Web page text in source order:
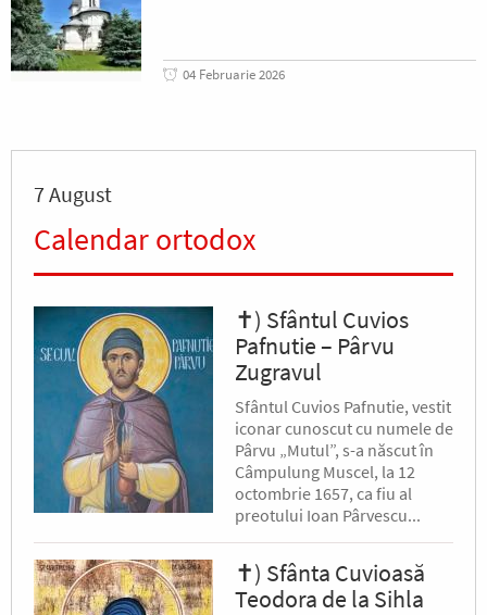
04 Februarie 2026
7 August
Calendar ortodox
✝) Sfântul Cuvios
Pafnutie – Pârvu
Zugravul
Sfântul Cuvios Pafnutie, vestit
iconar cunoscut cu numele de
Pârvu „Mutul”, s-a născut în
Câmpulung Muscel, la 12
octombrie 1657, ca fiu al
preotului Ioan Pârvescu...
✝) Sfânta Cuvioasă
Teodora de la Sihla